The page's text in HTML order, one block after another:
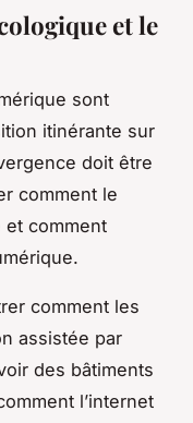
et le
sont
itinérante sur
doit être
comment le
et comment
comment les
assistée par
des bâtiments
l’internet